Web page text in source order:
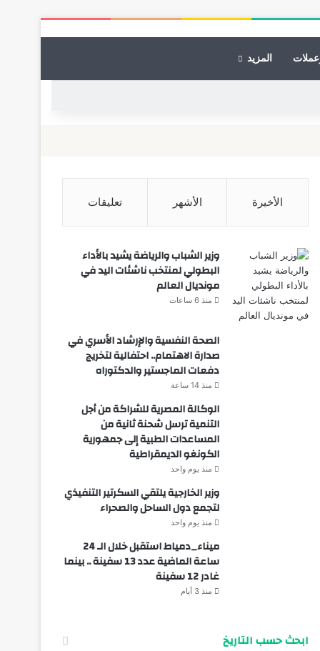
المزيد
الأخيرة الأشهر تعليقات
وزير الشباب والرياضة يشيد بالأداء
البطولي لمنتخب ناشئات اليد في
مونديال العالم
منذ 6 ساعات
الصحة النفسية والإرشاد الأسري في
صدارة الاهتمام.. احتفالية لتخريج
دفعات الماجستير والدكتوراه
منذ 14 ساعة
الوكالة المصرية للشراكة من أجل
التنمية ترسل شحنة ثانية من
المساعدات الطبية إلى جمهورية
الكونغو الديمقراطية
منذ يوم واحد
وزير الخارجية يلتقي السكرتير التنفيذي
لتجمع دول الساحل والصحراء
منذ يوم واحد
ميناء_دمياط استقبل خلال الـ 24
ساعة الماضية عدد 13 سفينة .. بينما
غادر 12 سفينة
منذ 3 أيام
ابحث حسب التاريخ